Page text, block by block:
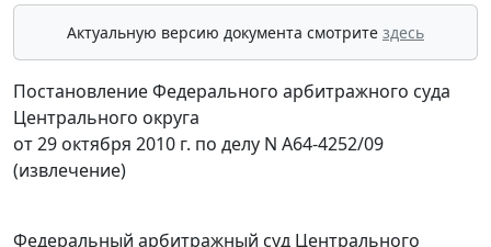
Актуальную версию документа смотрите здесь
Постановление Федерального арбитражного суда
Центрального округа
от 29 октября 2010 г. по делу N А64-4252/09
(извлечение)
Федеральный арбитражный суд Центрального